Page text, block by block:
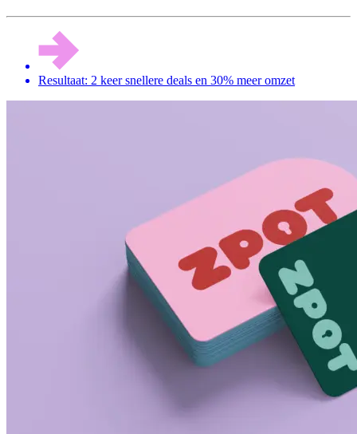
Resultaat: 2 keer snellere deals en 30% meer omzet